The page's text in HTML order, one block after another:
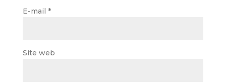
E-mail *
Site web